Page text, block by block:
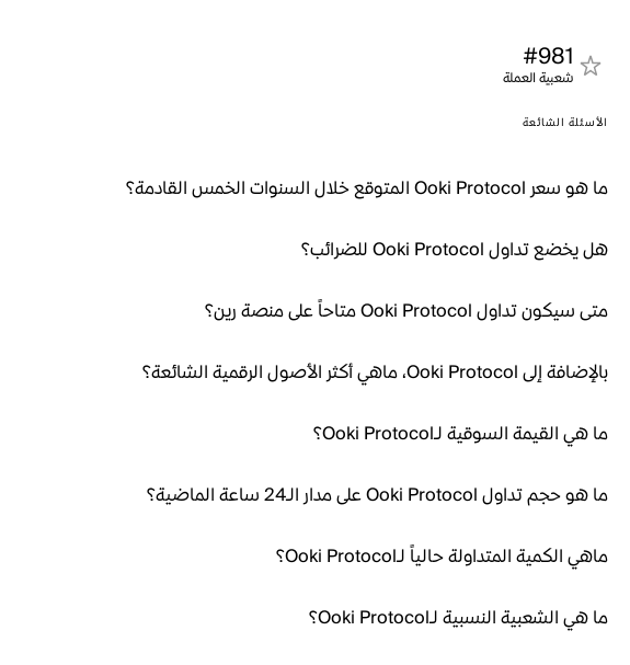
#981
شعبية العملة
الأسئلة الشائعة
ما هو سعر Ooki Protocol المتوقع خلال السنوات الخمس القادمة؟
هل يخضع تداول Ooki Protocol للضرائب؟
متى سيكون تداول Ooki Protocol متاحاً على منصة رين؟
بالإضافة إلى Ooki Protocol، ماهي أكثر الأصول الرقمية الشائعة؟
ما هي القيمة السوقية لـOoki Protocol؟
ما هو حجم تداول Ooki Protocol على مدار الـ24 ساعة الماضية؟
ماهي الكمية المتداولة حالياً لـOoki Protocol؟
ما هي الشعبية النسبية لـOoki Protocol؟